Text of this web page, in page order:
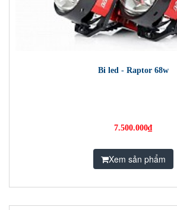
Bi led - Raptor 68w
7.500.000₫
Xem sản phẩm